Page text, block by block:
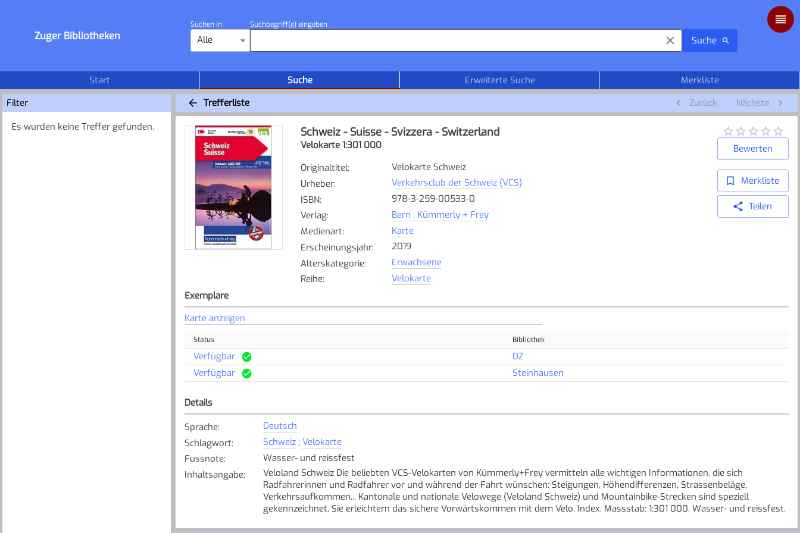
Zuger Bibliotheken
Suchen in
Alle
Suchbegriff(e) eingeben
Suche
Start Suche Erweiterte Suche
Merkliste
Filter
Es wurden keine Treffer gefunden.
Trefferliste Zurück Nächste
Schweiz - Suisse - Svizzera - Switzerland
Velokarte 1:301 000
Originaltitel:
Velokarte Schweiz
Urheber:
Verkehrsclub der Schweiz (VCS)
ISBN:
978-3-259-00533-0
Verlag:
Bern : Kümmerly + Frey
Medienart:
Karte
Erscheinungsjahr:
2019
Alterskategorie:
Erwachsene
Reihe: Velokarte
Bewerten
Merkliste
Teilen
Exemplare
Karte anzeigen
Status Bibliothek
Verfügbar
DZ
Verfügbar
Steinhausen
Details
Sprache:
Deutsch
Schlagwort: Schweiz; Velokarte
Fussnote:
Wasser- und reissfest
Inhaltsangabe:
Veloland Schweiz Die beliebten VCS-Velokarten von Kümmerly+Frey vermitteln alle wichtigen Informationen, die sich
Radfahrerinnen und Radfahrer vor und während der Fahrt wünschen: Steigungen, Höhendifferenzen, Strassenbeläge,
Verkehrsaufkommen... Kantonale und nationale Velowege (Veloland Schweiz) und Mountainbike-Strecken sind speziell
gekennzeichnet. Sie erleichtern das sichere Vorwärtskommen mit dem Velo. Index. Massstab: 1:301 000. Wasser- und reissfest.